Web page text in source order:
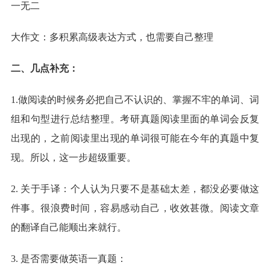
一无二
大作文：多积累高级表达方式，也需要自己整理
二、几点补充：
1.做阅读的时候务必把自己不认识的、掌握不牢的单词、词
组和句型进行总结整理。考研真题阅读里面的单词会反复
出现的，之前阅读里出现的单词很可能在今年的真题中复
现。所以，这一步超级重要。
2. 关于手译：个人认为只要不是基础太差，都没必要做这
件事。很浪费时间，容易感动自己，收效甚微。阅读文章
的翻译自己能顺出来就行。
3. 是否需要做英语一真题：